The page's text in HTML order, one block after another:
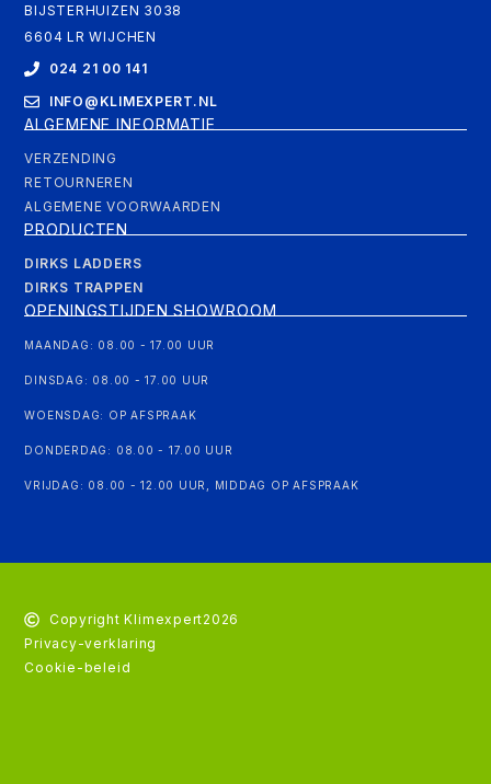
BIJSTERHUIZEN 3038
6604 LR WIJCHEN
024 21 00 141
INFO@KLIMEXPERT.NL
ALGEMENE INFORMATIE
VERZENDING
RETOURNEREN
ALGEMENE VOORWAARDEN
PRODUCTEN
DIRKS LADDERS
DIRKS TRAPPEN
OPENINGSTIJDEN SHOWROOM
MAANDAG: 08.00 - 17.00 UUR
DINSDAG: 08.00 - 17.00 UUR
WOENSDAG: OP AFSPRAAK
DONDERDAG: 08.00 - 17.00 UUR
VRIJDAG: 08.00 - 12.00 UUR, MIDDAG OP AFSPRAAK
Copyright Klimexpert2026
Privacy-verklaring
Cookie-beleid